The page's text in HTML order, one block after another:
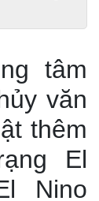
tâm
văn
thêm
El
Nino